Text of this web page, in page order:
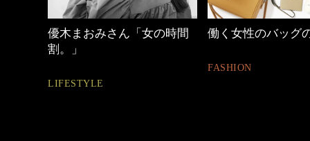
優木まおみさん「女の時間
割。」
LIFESTYLE
働く女性のバッグ
FASHION